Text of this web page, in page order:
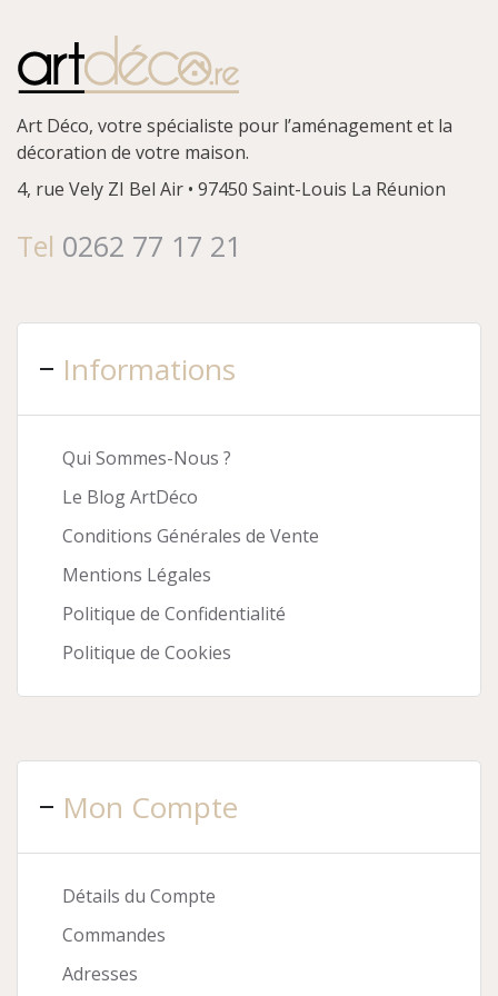
Art Déco, votre spécialiste pour l’aménagement et la
décoration de votre maison.
4, rue Vely ZI Bel Air • 97450 Saint-Louis La Réunion
Tel 0262 77 17 21
Informations
Qui Sommes-Nous ?
Le Blog ArtDéco
Conditions Générales de Vente
Mentions Légales
Politique de Confidentialité
Politique de Cookies
Mon Compte
Détails du Compte
Commandes
Adresses